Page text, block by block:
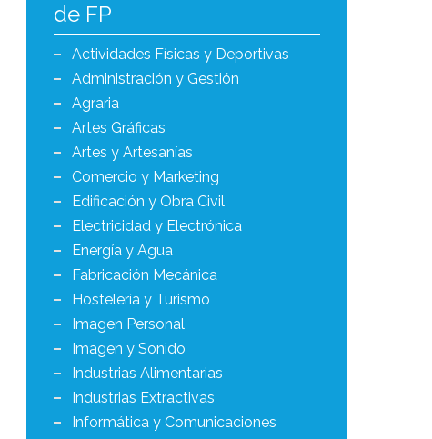
de FP
Actividades Físicas y Deportivas
Administración y Gestión
Agraria
Artes Gráficas
Artes y Artesanías
Comercio y Marketing
Edificación y Obra Civil
Electricidad y Electrónica
Energía y Agua
Fabricación Mecánica
Hostelería y Turismo
Imagen Personal
Imagen y Sonido
Industrias Alimentarias
Industrias Extractivas
Informática y Comunicaciones